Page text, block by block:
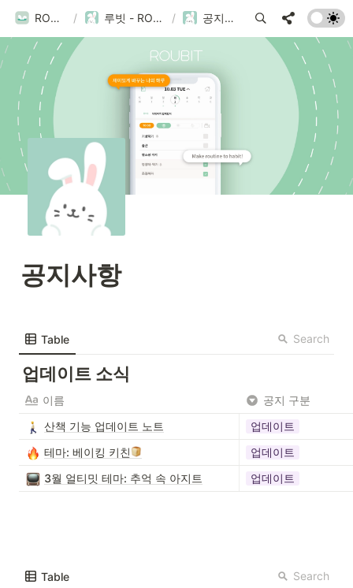
ROUBIT / 루빗 - ROUBIT / 공지사항
공지사항
Table Search
업데이트 소식
이름
공지 구분
산책 기능 업데이트 노트
업데이트
테마: 베이킹 키친
업데이트
3월 얼티밋 테마: 추억 속 아지트
업데이트
Table Search